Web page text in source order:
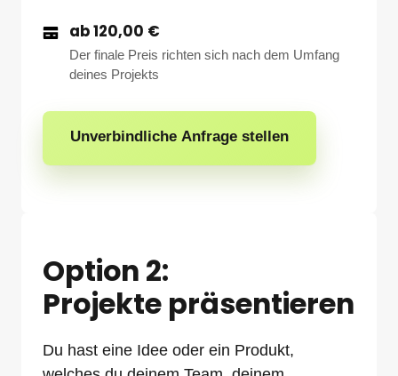
ab 120,00 €
Der finale Preis richten sich nach dem Umfang
deines Projekts
Unverbindliche Anfrage stellen
Option 2:
Projekte präsentieren
Du hast eine Idee oder ein Produkt,